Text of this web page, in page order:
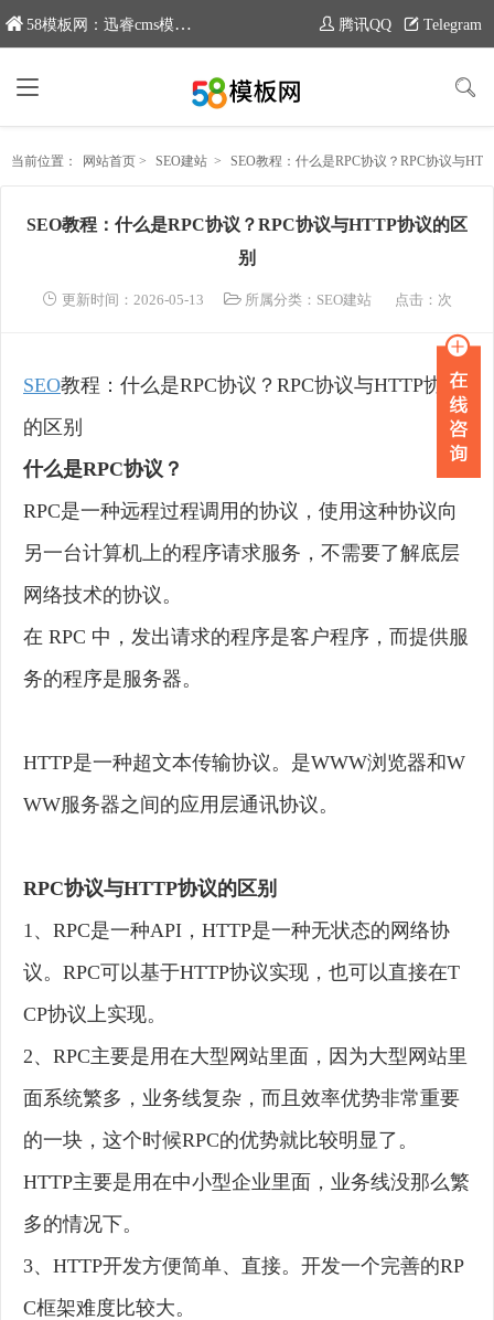
58模板网：迅睿cms模板专业分享平台，新域名：www.moban58.com 腾讯QQ Telegram
当前位置： 网站首页 > SEO建站 > SEO教程：什么是RPC协议？RPC协议与HTTP协议的区别
SEO教程：什么是RPC协议？RPC协议与HTTP协议的区
别
更新时间：2026-05-13 所属分类： SEO建站 点击： 次
SEO教程：什么是RPC协议？RPC协议与HTTP协议
的区别
什么是RPC协议？
RPC是一种远程过程调用的协议，使用这种协议向
另一台计算机上的程序请求服务，不需要了解底层
网络技术的协议。
在 RPC 中，发出请求的程序是客户程序，而提供服
务的程序是服务器。
HTTP是一种超文本传输协议。是WWW浏览器和W
WW服务器之间的应用层通讯协议。
RPC协议与HTTP协议的区别
1、RPC是一种API，HTTP是一种无状态的网络协
议。RPC可以基于HTTP协议实现，也可以直接在T
CP协议上实现。
2、RPC主要是用在大型网站里面，因为大型网站里
面系统繁多，业务线复杂，而且效率优势非常重要
的一块，这个时候RPC的优势就比较明显了。
HTTP主要是用在中小型企业里面，业务线没那么繁
多的情况下。
3、HTTP开发方便简单、直接。开发一个完善的RP
C框架难度比较大。